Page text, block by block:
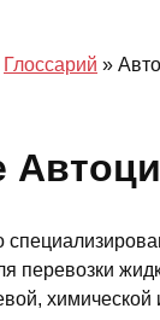
Глоссарий »
перевозки
химической